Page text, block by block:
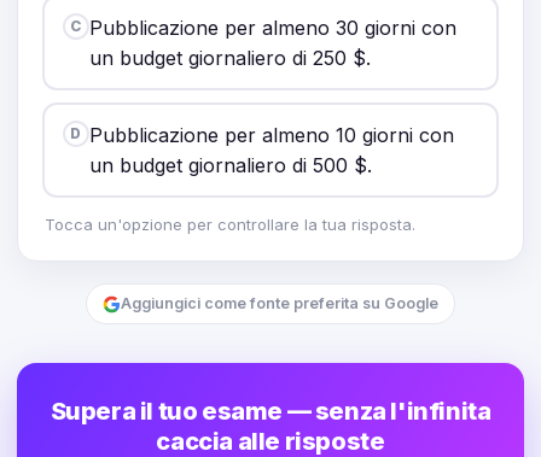
C Pubblicazione per almeno 30 giorni con
un budget giornaliero di 250 $.
D Pubblicazione per almeno 10 giorni con
un budget giornaliero di 500 $.
Tocca un'opzione per controllare la tua risposta.
Aggiungici come fonte preferita su Google
Supera il tuo esame — senza l'infinita
caccia alle risposte